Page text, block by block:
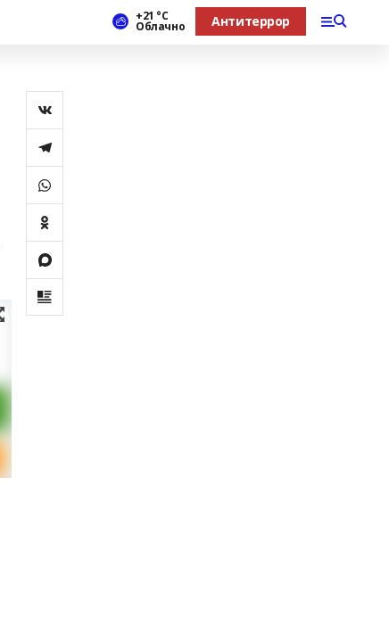
+21 °С
Облачно Антитеррор